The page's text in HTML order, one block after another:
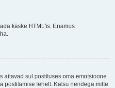
käske HTML'is. Enamus
aitavad sul postituses oma emotsioone
postitamise lehelt. Katsu nendega mitte